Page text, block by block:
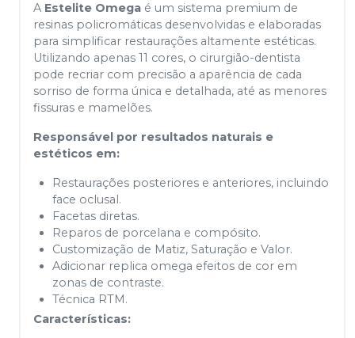
A Estelite Omega é um sistema premium de
resinas policromáticas desenvolvidas e elaboradas
para simplificar restaurações altamente estéticas.
Utilizando apenas 11 cores, o cirurgião-dentista
pode recriar com precisão a aparência de cada
sorriso de forma única e detalhada, até as menores
fissuras e mamelões.
Responsável por resultados naturais e
estéticos em:
Restaurações posteriores e anteriores, incluindo
face oclusal.
Facetas diretas.
Reparos de porcelana e compósito.
Customização de Matiz, Saturação e Valor.
Adicionar replica omega efeitos de cor em
zonas de contraste.
Técnica RTM.
Características: